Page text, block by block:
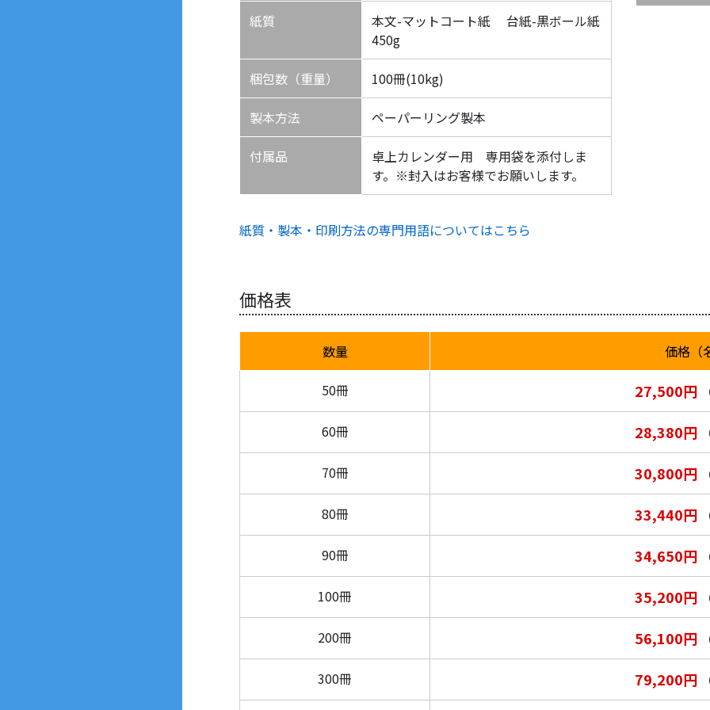
紙質
本文-マットコート紙 台紙-黒ボール紙
450g
梱包数（重量） 100冊(10kg)
製本方法 ペーパーリング製本
付属品
卓上カレンダー用 専用袋を添付しま
す。※封入はお客様でお願いします。
紙質・製本・印刷方法の専門用語についてはこちら
価格表
数量 価格（
50冊 27,500円
60冊 28,380円
70冊 30,800円
80冊 33,440円
90冊 34,650円
100冊 35,200円
200冊 56,100円
300冊 79,200円